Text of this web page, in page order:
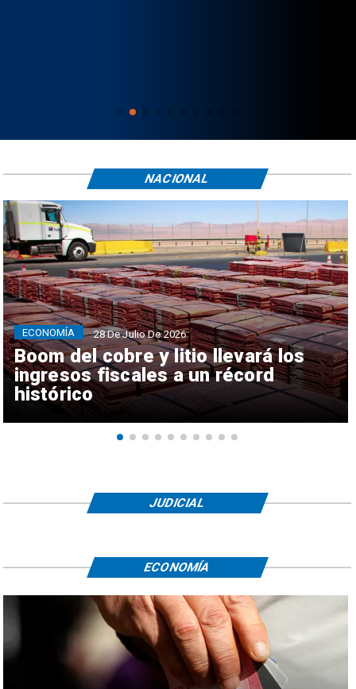
Boom del cobre y litio llevará los
ingresos fiscales a un récord
histórico
ECONOMÍA 28 De Julio De 2026
NACIONAL
JUDICIAL
ECONOMÍA